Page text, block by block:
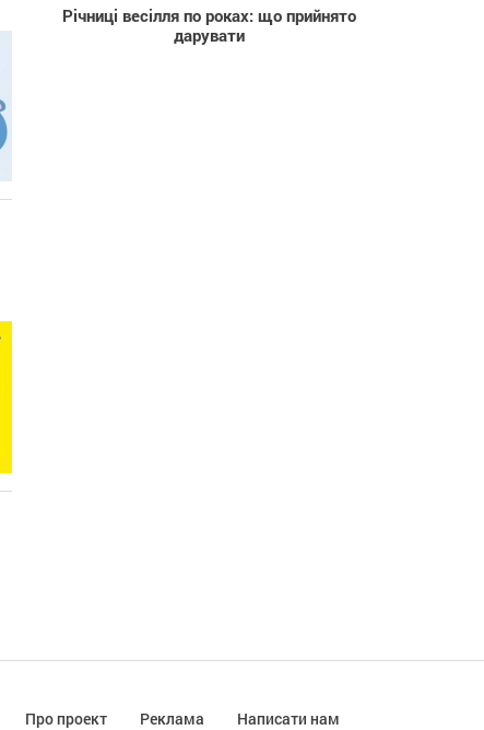
Річниці весілля по роках: що прийнято
дарувати
Про проект Реклама Написати нам